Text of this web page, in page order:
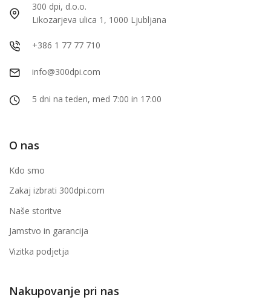
300 dpi, d.o.o.
Likozarjeva ulica 1, 1000 Ljubljana
+386 1 77 77 710
info@300dpi.com
5 dni na teden, med 7:00 in 17:00
O nas
Kdo smo
Zakaj izbrati 300dpi.com
Naše storitve
Jamstvo in garancija
Vizitka podjetja
Nakupovanje pri nas